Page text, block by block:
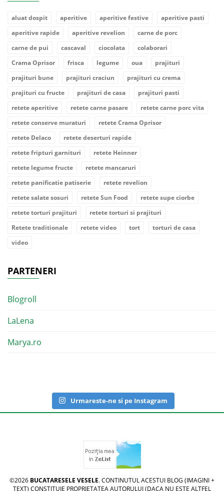
aluat dospit aperitive aperitive festive
aperitive pasti
aperitive rapide
aperitive revelion
carne de porc
carne de pui
cascaval ciocolata
colaborari
Crama Oprisor
frisca legume oua
prajituri
prajituri bune
prajituri craciun
prajituri cu crema
prajituri cu fructe
prajituri de casa
prajituri pasti
retete aperitive
retete carne pasare
retete carne porc vita
retete conserve muraturi
retete Crama Oprisor
retete Delaco
retete deserturi rapide
retete fripturi garnituri
retete Heinner
retete legume fructe
retete mancaruri
retete panificatie patiserie
retete revelion
retete salate sosuri
retete Sun Food
retete supe ciorbe
retete torturi prajituri
retete torturi si prajituri
Retete traditionale
retete video tort
torturi de casa
video
PARTENERI
Blogroll
LaLena
Marya.ro
Urmareste-ne si pe Instagram
©2026 BUCATARESELE VESELE. CONTINUTUL ACESTUI BLOG (IMAGINI +
TEXT) CONSTITUIE PROPRIETATEA AUTORULUI (DACA NU ESTE ALTFEL